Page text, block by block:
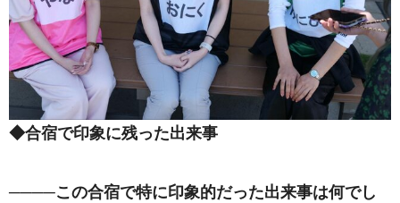
◆合宿で印象に残った出来事
────この合宿で特に印象的だった出来事は何でし